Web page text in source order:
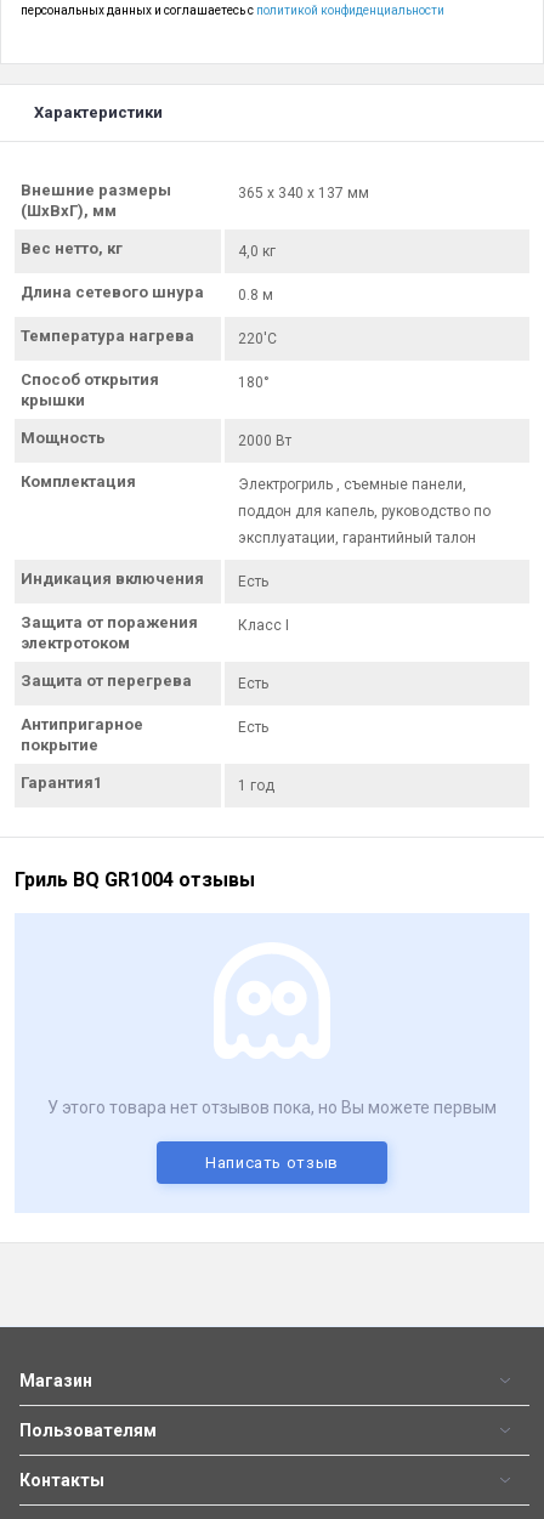
персональных данных и соглашаетесь с политикой конфиденциальности
Характеристики
Внешние размеры
(ШхВхГ), мм
365 x 340 x 137 мм
Вес нетто, кг 4,0 кг
Длина сетевого шнура 0.8 м
Температура нагрева 220'C
Способ открытия
крышки
180°
Мощность 2000 Вт
Комплектация
Электрогриль , съемные панели,
поддон для капель, руководство по
эксплуатации, гарантийный талон
Индикация включения Есть
Защита от поражения
электротоком
Класс I
Защита от перегрева Есть
Антипригарное
покрытие
Есть
Гарантия1 1 год
Гриль BQ GR1004 отзывы
У этого товара нет отзывов пока, но Вы можете первым
Написать отзыв
Магазин
Пользователям
Контакты